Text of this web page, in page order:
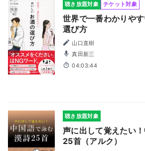
聴き放題対象 チケット対象
世界で一番わかりや
選び方
山口直樹
真田新三
04:03:44
聴き放題対象
声に出して覚えたい
25首（アルク）